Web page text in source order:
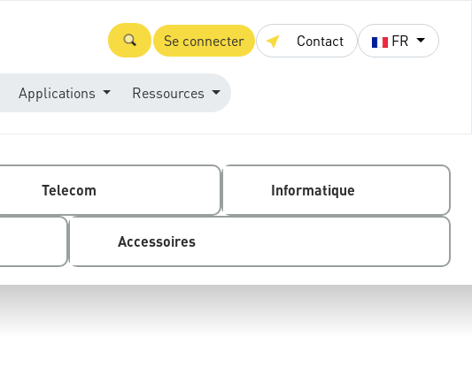
Se connecter Contact FR
Applications Ressources
Telecom Informatique
Accessoires